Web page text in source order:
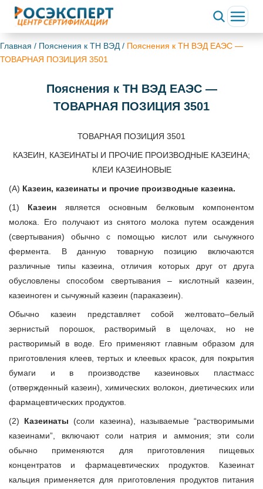
Главная / Пояснения к ТН ВЭД / Пояснения к ТН ВЭД ЕАЭС —
ТОВАРНАЯ ПОЗИЦИЯ 3501
Пояснения к ТН ВЭД ЕАЭС —
ТОВАРНАЯ ПОЗИЦИЯ 3501
ТОВАРНАЯ ПОЗИЦИЯ 3501
КАЗЕИН, КАЗЕИНАТЫ И ПРОЧИЕ ПРОИЗВОДНЫЕ КАЗЕИНА;
КЛЕИ КАЗЕИНОВЫЕ
(А) Казеин, казеинаты и прочие производные казеина.
(1) Казеин является основным белковым компонентом
молока. Его получают из снятого молока путем осаждения
(свертывания) обычно с помощью кислот или сычужного
фермента. В данную товарную позицию включаются
различные типы казеина, отличия которых друг от друга
обусловлены способом свертывания – кислотный казеин,
казеиноген и сычужный казеин (параказеин).
Обычно казеин представляет собой желтовато–белый
зернистый порошок, растворимый в щелочах, но не
растворимый в воде. Его применяют главным образом для
приготовления клеев, тертых и клеевых красок, для покрытия
бумаги и в производстве казеиновых пластмасс
(отвержденный казеин), химических волокон, диетических или
фармацевтических продуктов.
(2) Казеинаты (соли казеина), называемые “растворимыми
казеинами”, включают соли натрия и аммония; эти соли
обычно применяются для приготовления пищевых
концентратов и фармацевтических продуктов. Казеинат
кальция применяется для приготовления продуктов питания